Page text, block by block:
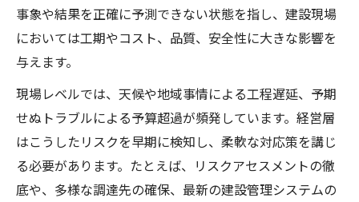
事象や結果を正確に予測できない状態を指し、建設現場
においては工期やコスト、品質、安全性に大きな影響を
与えます。
現場レベルでは、天候や地域事情による工程遅延、予期
せぬトラブルによる予算超過が頻発しています。経営層
はこうしたリスクを早期に検知し、柔軟な対応策を講じ
る必要があります。たとえば、リスクアセスメントの徹
底や、多様な調達先の確保、最新の建設管理システムの